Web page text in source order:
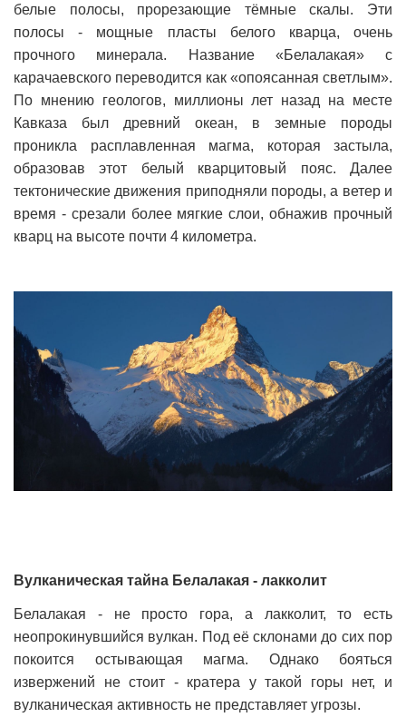
белые полосы, прорезающие тёмные скалы. Эти
полосы - мощные пласты белого кварца, очень
прочного минерала. Название «Белалакая» с
карачаевского переводится как «опоясанная светлым».
По мнению геологов, миллионы лет назад на месте
Кавказа был древний океан, в земные породы
проникла расплавленная магма, которая застыла,
образовав этот белый кварцитовый пояс. Далее
тектонические движения приподняли породы, а ветер и
время - срезали более мягкие слои, обнажив прочный
кварц на высоте почти 4 километра.
Вулканическая тайна Белалакая - лакколит
Белалакая - не просто гора, а лакколит, то есть
неопрокинувшийся вулкан. Под её склонами до сих пор
покоится остывающая магма. Однако бояться
извержений не стоит - кратера у такой горы нет, и
вулканическая активность не представляет угрозы.